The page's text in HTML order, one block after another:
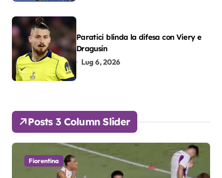
Paratici blinda la difesa con Viery e
Dragusin
Lug 6, 2026
Posts 3 Column Slider
Fiorentina